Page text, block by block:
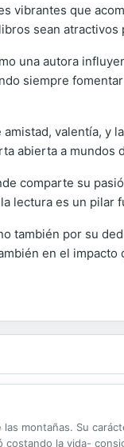
vibrantes que
sean atractivos
una autora
siempre
valentía, y
abierta a mundos
comparte su
lectura es un pilar
también por su
en el impacto
montañas. Su
la vida-